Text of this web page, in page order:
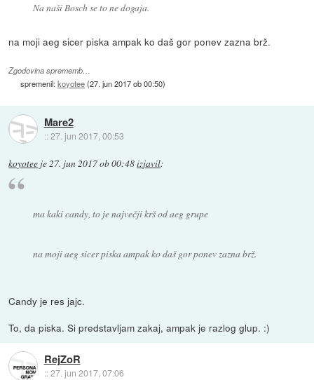
Na naši Bosch se to ne dogaja.
na moji aeg sicer piska ampak ko daš gor ponev zazna brž.
Zgodovina sprememb…
spremenil:koyotee(27. jun 2017 ob 00:50)
Mare2
::27. jun 2017, 00:53
koyotee je27. jun 2017 ob 00:48izjavil:
ma kaki candy, to je največji krš od aeg grupe
na moji aeg sicer piska ampak ko daš gor ponev zazna brž.
Candy je res jajc.
To, da piska. Si predstavljam zakaj, ampak je razlog glup. :)
RejZoR
::27. jun 2017, 07:06